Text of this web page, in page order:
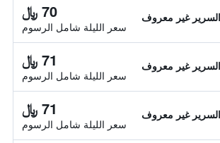
غير معروف 70 ﷼
سعر الليلة شامل الرسوم
غير معروف 71 ﷼
سعر الليلة شامل الرسوم
غير معروف 71 ﷼
سعر الليلة شامل الرسوم